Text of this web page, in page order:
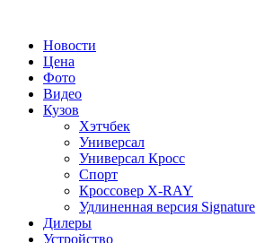
Новости
Цена
Фото
Видео
Кузов
Хэтчбек
Универсал
Универсал Кросс
Спорт
Кроссовер X-RAY
Удлиненная версия Signature
Дилеры
Устройство